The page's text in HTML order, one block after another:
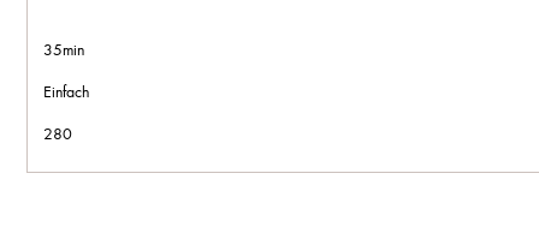
35min
Einfach
280